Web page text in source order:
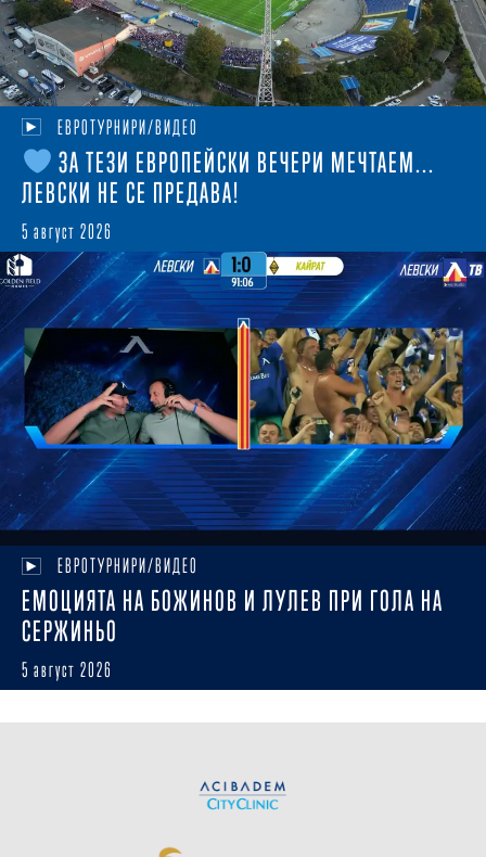
ЕВРОТУРНИРИ/ВИДЕО
ЗА ТЕЗИ ЕВРОПЕЙСКИ ВЕЧЕРИ МЕЧТАЕМ...
ЛЕВСКИ НЕ СЕ ПРЕДАВА!
5 август 2026
ЕВРОТУРНИРИ/ВИДЕО
ЕМОЦИЯТА НА БОЖИНОВ И ЛУЛЕВ ПРИ ГОЛА НА
СЕРЖИНЬО
5 август 2026